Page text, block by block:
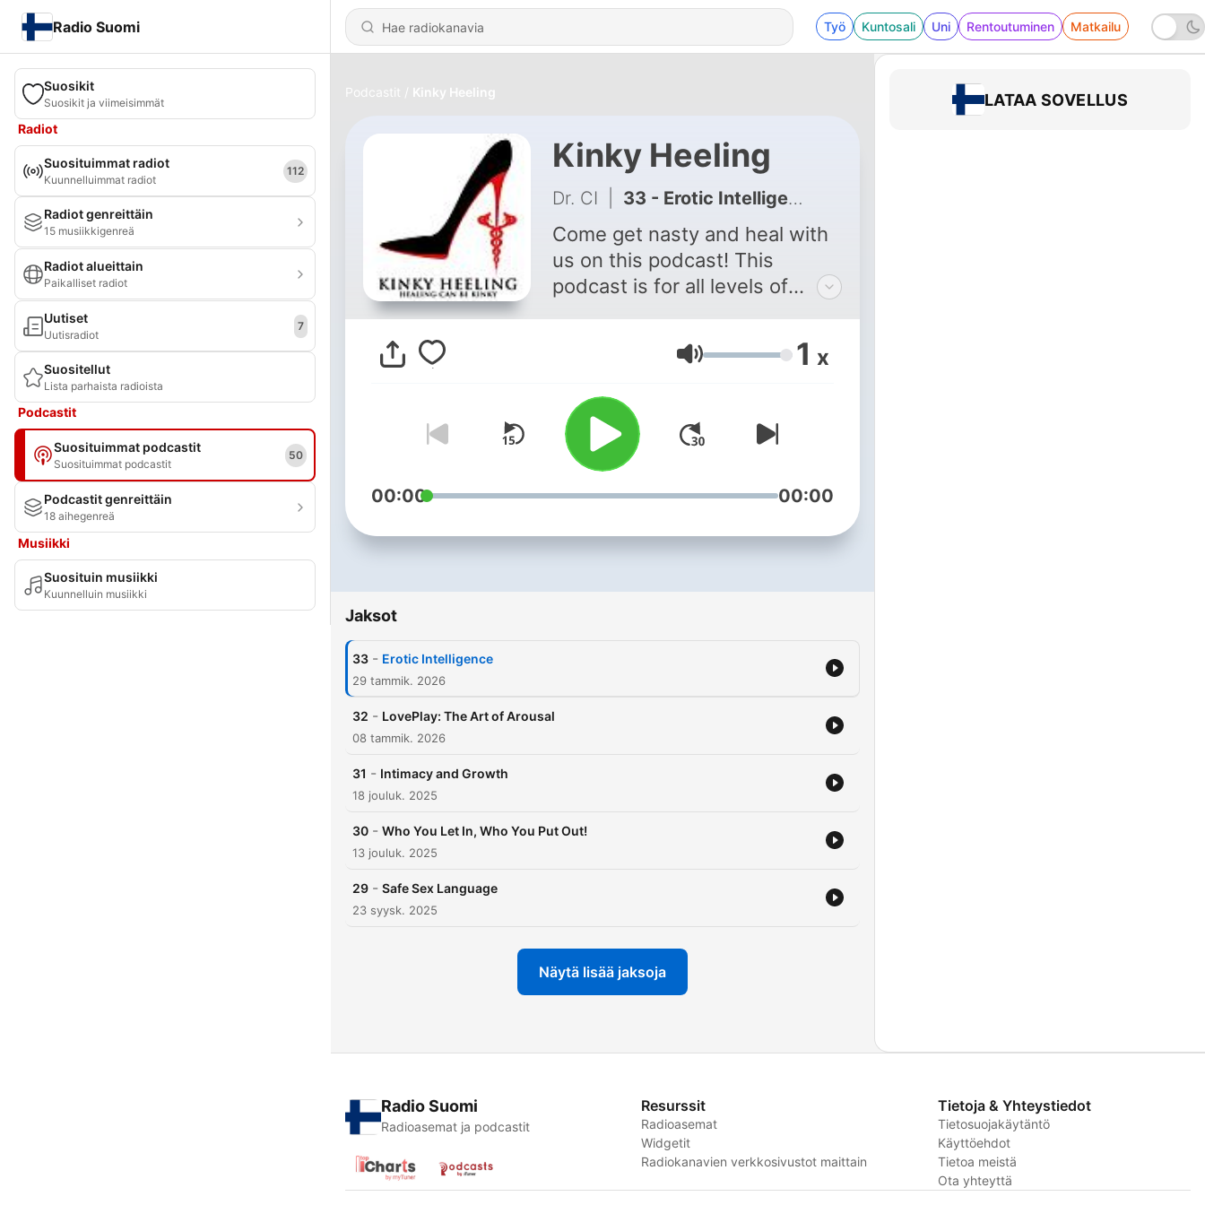
Radio Suomi Työ Kuntosali Uni Rentoutuminen Matkailu
Suosikit
Suosikit ja viimeisimmät
Radiot
Suosituimmat radiot
Kuunnelluimmat radiot
112
Radiot genreittäin
15 musiikkigenreä
Radiot alueittain
Paikalliset radiot
Uutiset
Uutisradiot
7
Suositellut
Lista parhaista radioista
Podcastit
Suosituimmat podcastit
Suosituimmat podcastit
50
Podcastit genreittäin
18 aihegenreä
Musiikki
Suosituin musiikki
Kuunnelluin musiikki
Podcastit Kinky Heeling
Kinky Heeling
Dr. CI 33 - Erotic Intelligence
Come get nasty and heal with
us on this podcast! This
podcast is for all levels of
beginners and people trying an
intro. We talk about different
to healing and there are no
boundaries and no judgement.
You'll hear the host Dr. CI,
discuss different forms of kink
that range from dominatrix,
Äänenvoimakkuus
1 x
00:00 00:00
Jaksot
33 - Erotic Intelligence
29 tammik. 2026
32 - LovePlay: The Art of Arousal
08 tammik. 2026
31 - Intimacy and Growth
18 jouluk. 2025
30 - Who You Let In, Who You Put Out!
13 jouluk. 2025
29 - Safe Sex Language
23 syysk. 2025
Näytä lisää jaksoja
LATAA SOVELLUS
Radio Suomi
Radioasemat ja podcastit
Resurssit
Radioasemat
Widgetit
Radiokanavien verkkosivustot maittain
Tietoja & Yhteystiedot
Tietosuojakäytäntö
Käyttöehdot
Tietoa meistä
Ota yhteyttä